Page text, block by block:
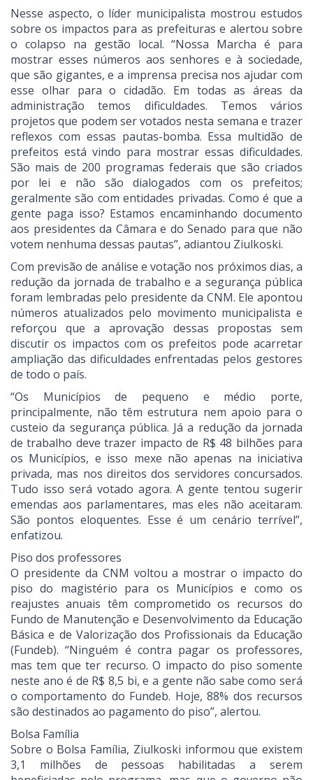
Nesse aspecto, o líder municipalista mostrou estudos
sobre os impactos para as prefeituras e alertou sobre
o colapso na gestão local. “Nossa Marcha é para
mostrar esses números aos senhores e à sociedade,
que são gigantes, e a imprensa precisa nos ajudar com
esse olhar para o cidadão. Em todas as áreas da
administração temos dificuldades. Temos vários
projetos que podem ser votados nesta semana e trazer
reflexos com essas pautas-bomba. Essa multidão de
prefeitos está vindo para mostrar essas dificuldades.
São mais de 200 programas federais que são criados
por lei e não são dialogados com os prefeitos;
geralmente são com entidades privadas. Como é que a
gente paga isso? Estamos encaminhando documento
aos presidentes da Câmara e do Senado para que não
votem nenhuma dessas pautas”, adiantou Ziulkoski.
Com previsão de análise e votação nos próximos dias, a
redução da jornada de trabalho e a segurança pública
foram lembradas pelo presidente da CNM. Ele apontou
números atualizados pelo movimento municipalista e
reforçou que a aprovação dessas propostas sem
discutir os impactos com os prefeitos pode acarretar
ampliação das dificuldades enfrentadas pelos gestores
de todo o país.
“Os Municípios de pequeno e médio porte,
principalmente, não têm estrutura nem apoio para o
custeio da segurança pública. Já a redução da jornada
de trabalho deve trazer impacto de R$ 48 bilhões para
os Municípios, e isso mexe não apenas na iniciativa
privada, mas nos direitos dos servidores concursados.
Tudo isso será votado agora. A gente tentou sugerir
emendas aos parlamentares, mas eles não aceitaram.
São pontos eloquentes. Esse é um cenário terrível”,
enfatizou.
Piso dos professores
O presidente da CNM voltou a mostrar o impacto do
piso do magistério para os Municípios e como os
reajustes anuais têm comprometido os recursos do
Fundo de Manutenção e Desenvolvimento da Educação
Básica e de Valorização dos Profissionais da Educação
(Fundeb). “Ninguém é contra pagar os professores,
mas tem que ter recurso. O impacto do piso somente
neste ano é de R$ 8,5 bi, e a gente não sabe como será
o comportamento do Fundeb. Hoje, 88% dos recursos
são destinados ao pagamento do piso”, alertou.
Bolsa Família
Sobre o Bolsa Família, Ziulkoski informou que existem
3,1 milhões de pessoas habilitadas a serem